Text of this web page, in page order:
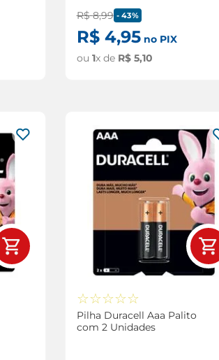
R$ 8,99 - 43%
R$ 4,95no PIX
ou 1x de R$ 5,10
☆☆☆☆☆
Pilha Duracell Aaa Palito
com 2 Unidades